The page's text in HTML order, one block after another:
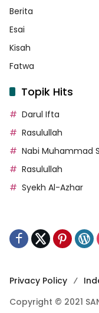
Berita
Esai
Kisah
Fatwa
Topik Hits
Darul Ifta
Rasulullah
Nabi Muhammad
Rasulullah
Syekh Al-Azhar
Privacy Policy
Copyright © 2021